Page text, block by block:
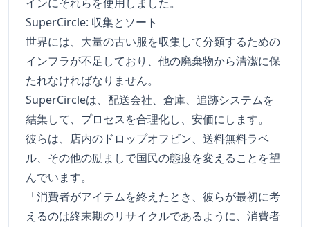
SuperCircle: 収集とソート
世界には、大量の古い服を収集して分類するための
インフラが不足しており、他の廃棄物から清潔に保
たれなければなりません。
SuperCircleは、配送会社、倉庫、追跡システムを
結集して、プロセスを合理化し、安価にします。
彼らは、店内のドロップオフビン、送料無料ラベ
ル、その他の励ましで国民の態度を変えることを望
んでいます。
「消費者がアイテムを終えたとき、彼らが最初に考
えるのは終末期のリサイクルであるように、消費者